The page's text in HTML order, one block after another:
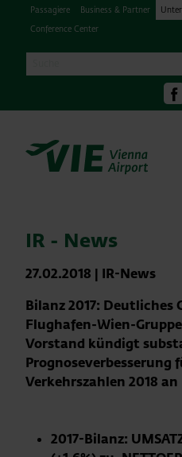
Passagiere Business & Partner
Conference Center
IR - News
27.02.2018 | IR-News
Bilanz 2017: Deutliches
Flughafen-Wien-Gruppe
Vorstand kündigt
Prognoseverbesserung
Verkehrszahlen 2018 an
2017-Bilanz: